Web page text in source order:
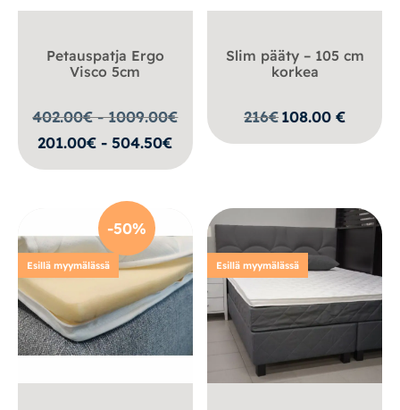
Petauspatja Ergo
Visco 5cm
402.00€ - 1009.00€
201.00€ - 504.50€
Slim pääty – 105 cm
korkea
216€108.00€
-50%
Esillä myymälässä Esillä myymälässä